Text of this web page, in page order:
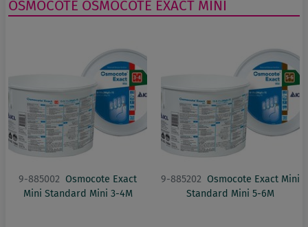
OSMOCOTE OSMOCOTE EXACT MINI
9-885002 Osmocote Exact
Mini Standard Mini 3-4M
9-885202 Osmocote Exact Mini
Standard Mini 5-6M